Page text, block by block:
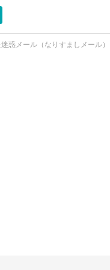
迷惑メール（なりすましメール